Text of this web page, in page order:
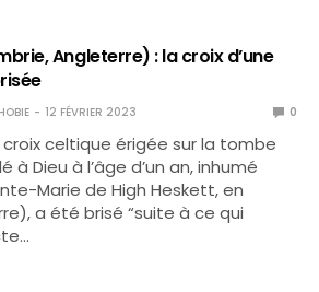
Angleterre) : la croix d’une
12 FÉVRIER 2023 0
celtique érigée sur la tombe
à Dieu à l’âge d’un an, inhumé
Marie de High Heskett, en
a été brisé “suite à ce qui